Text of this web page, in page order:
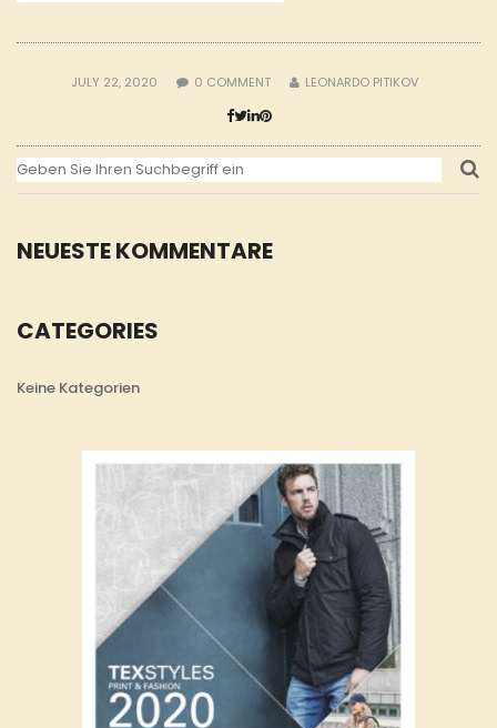
NEUESTE KOMMENTARE
CATEGORIES
Keine Kategorien
JULY 22, 2020 0 COMMENT LEONARDO PITIKOV